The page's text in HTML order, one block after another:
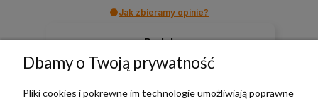
Jak zbieramy opinie?
Radek
Dbamy o Twoją prywatność
Pliki cookies i pokrewne im technologie umożliwiają poprawne